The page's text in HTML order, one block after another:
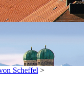
Scheffel >